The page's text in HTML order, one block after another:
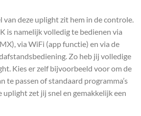
van deze uplight zit hem in de controle.
is namelijk volledig te bedienen via
via WiFi (app functie) en via de
Zo heb jij volledige
Kies er zelf bijvoorbeeld voor om de
te passen of standaard programma’s
uplight zet jij snel en gemakkelijk een